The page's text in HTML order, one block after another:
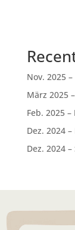
Nov. 2025
März 2025
Feb. 2025
Dez. 2024
Dez. 2024